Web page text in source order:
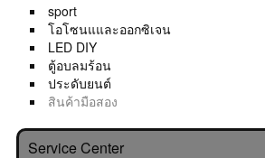
sport
โอโซนแและออกซิเจน
LED DIY
ตู้อบลมร้อน
ประดับยนต์
สินค้ามือสอง
Service Center